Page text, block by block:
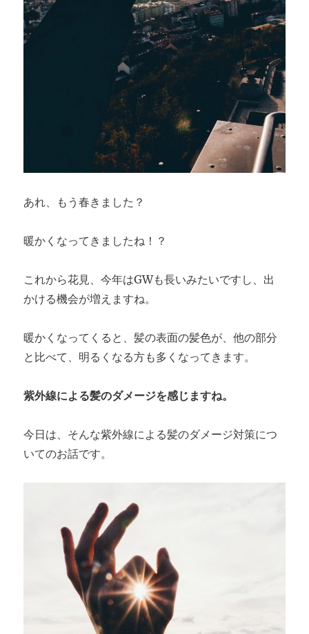
あれ、もう春きました？
暖かくなってきましたね！？
これから花見、今年はGWも長いみたいですし、出
かける機会が増えますね。
暖かくなってくると、髪の表面の髪色が、他の部分
と比べて、明るくなる方も多くなってきます。
紫外線による髪のダメージを感じますね。
今日は、そんな紫外線による髪のダメージ対策につ
いてのお話です。